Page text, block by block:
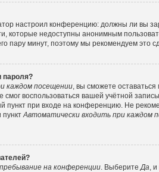
настроил конференцию: должны ли вы
которые недоступны анонимным
пару минут, поэтому мы рекомендуем это
пароля?
каждом посещении, вы сможете
воспользоваться вашей учётной
пункт при входе на конференцию. Не
пунктАвтоматически входить при каждом
на конференции. ВыберитеДа,